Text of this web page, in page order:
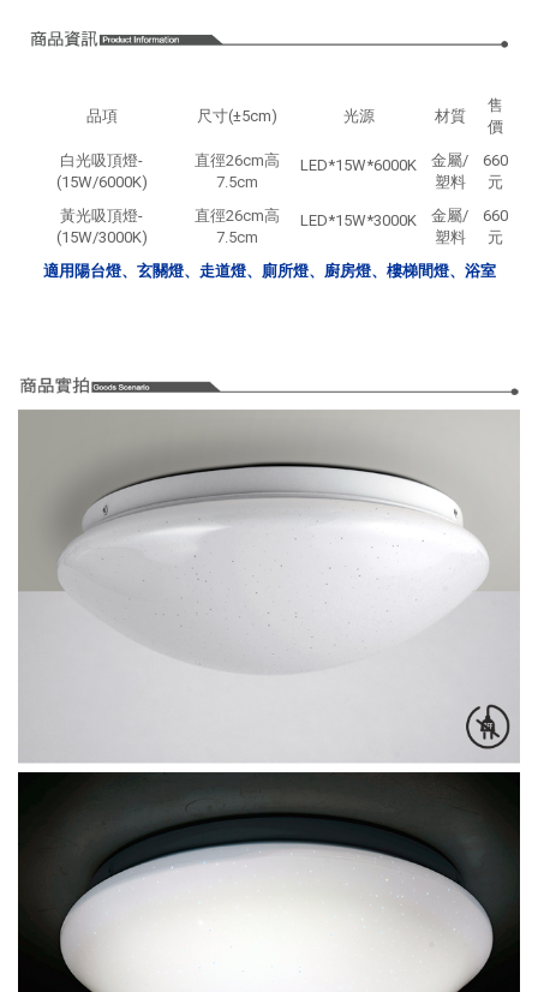
品項 尺寸(±5cm) 光源 材質
售
價
白光吸頂燈-
(15W/6000K)
直徑26cm高
7.5cm
LED*15W*6000K
金屬/
塑料
660
元
黃光吸頂燈-
(15W/3000K)
直徑26cm高
7.5cm
LED*15W*3000K
金屬/
塑料
660
元
適用陽台燈、玄關燈、走道燈、廁所燈、廚房燈、樓梯間燈、浴室